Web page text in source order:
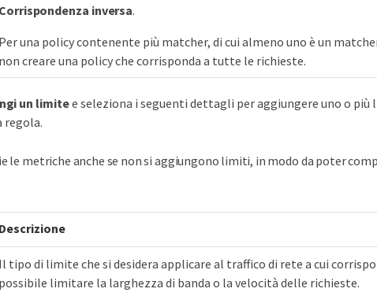
Corrispondenza inversa.
Per una policy contenente più matcher, di cui almeno uno è un
non creare una policy che corrisponda a tutte le richieste.
un limitee seleziona i seguenti dettagli per aggiungere uno o
regola.
le metriche anche se non si aggiungono limiti, in modo da poter
Descrizione
Il tipo di limite che si desidera applicare al traffico di rete a cui
possibile limitare la larghezza di banda o la velocità delle richieste.